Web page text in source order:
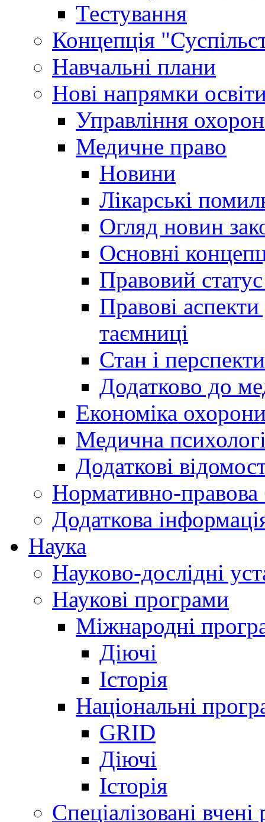
Тестування
Концепція
Навчальні плани
Нові напрямки
Управління
Медичне право
Новини
Лікарські
Огляд новин
Основні
Правовий
Правові
таємниці
Стан і
Додатково до
Економіка
Медична
Додаткові
Нормативно-правова
Додаткова
Наука
Науково-дослідні
Наукові програми
Міжнародні
Діючі
Історія
Національні
GRID
Діючі
Історія
Спеціалізовані вчені